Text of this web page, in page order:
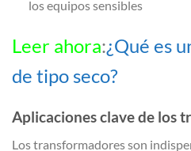
los equipos sensibles
Leer ahora:¿Qué es
de tipo seco?
Aplicaciones clave de los
Los transformadores son